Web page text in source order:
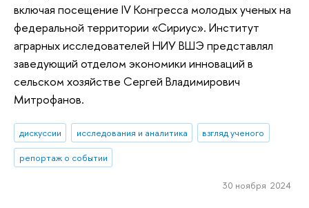
включая посещение IV Конгресса молодых ученых на
федеральной территории «Сириус». Институт
аграрных исследователей НИУ ВШЭ представлял
заведующий отделом экономики инноваций в
сельском хозяйстве Сергей Владимирович
Митрофанов.
дискуссии исследования и аналитика
взгляд ученого
репортаж о событии
30 ноября 2024